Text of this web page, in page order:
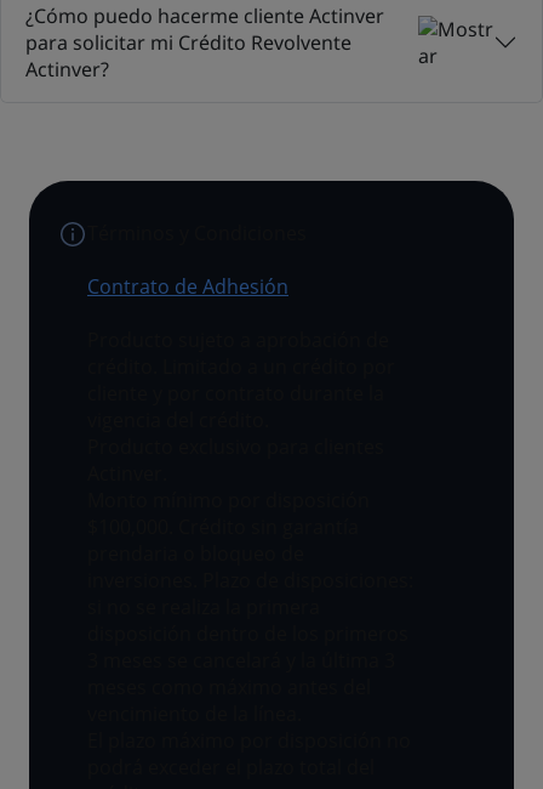
¿Cómo puedo hacerme cliente Actinver
para solicitar mi Crédito Revolvente
Actinver?
Contrato de Adhesión